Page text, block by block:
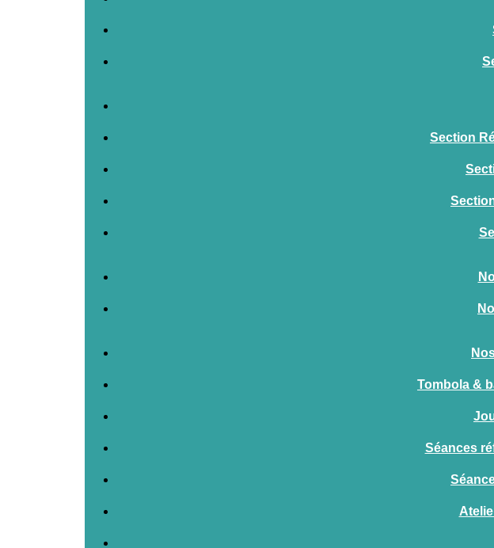
Section
Tombola &
Séances